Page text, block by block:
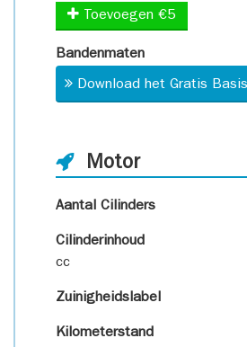
Toevoegen €5
Bandenmaten
Download het Gratis
Motor
Aantal Cilinders
Cilinderinhoud
cc
Zuinigheidslabel
Kilometerstand